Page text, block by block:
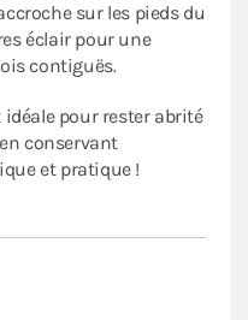
sur les pieds du
éclair pour une
contiguës.
pour rester abrité
conservant
et pratique !